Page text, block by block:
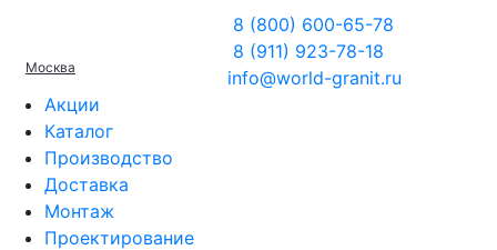
Москва
8 (800) 600-65-78
8 (911) 923-78-18
info@world-granit.ru
Акции
Каталог
Производство
Доставка
Монтаж
Проектирование